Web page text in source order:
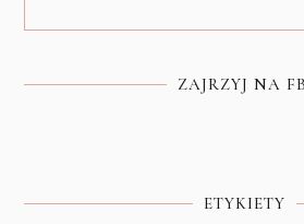
ZAJRZYJ NA
ETYKIETY